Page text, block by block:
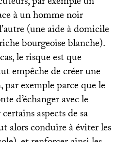
à un homme noir
(une aide à domicile
bourgeoise blanche).
le risque est que
empêche de créer une
exemple parce que le
d’échanger avec le
aspects de sa
alors conduire à éviter les